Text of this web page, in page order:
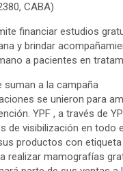
CABA)
financiar estudios
y brindar
a pacientes en
suman a la campaña
se unieron para
YPF , a través de
de visibilización en todo
productos con
realizar mamografías